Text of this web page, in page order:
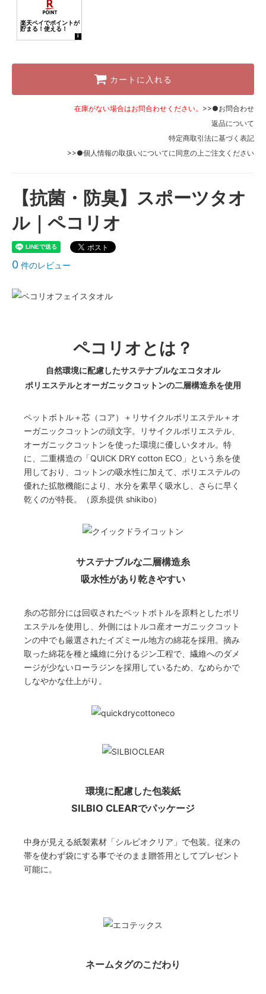
カートに入れる
在庫がない場合はお問合わせください。 >>●お問合わせ
返品について
特定商取引法に基づく表記
>>●個人情報の取扱いについてに同意の上ご注文ください
【抗菌・防臭】スポーツタオ
ル｜ペコリオ
0 件のレビュー
ペコリオとは？
自然環境に配慮したサステナブルなエコタオル
ポリエステルとオーガニックコットンの二層構造糸を使用
ペットボトル＋芯（コア）＋リサイクルポリエステル＋オ
ーガニックコットンの頭文字。リサイクルポリエステル、
オーガニックコットンを使った環境に優しいタオル。特
に、二重構造の「QUICK DRY cotton ECO」という糸を使
用しており、コットンの吸水性に加えて、ポリエステルの
優れた拡散機能により、水分を素早く吸水し、さらに早く
乾くのが特長。（原糸提供 shikibo）
サステナブルな二層構造糸
吸水性があり乾きやすい
糸の芯部分には回収されたペットボトルを原料としたポリ
エステルを使用し、外側にはトルコ産オーガニックコット
ンの中でも厳選されたイズミール地方の綿花を採用。摘み
取った綿花を種と繊維に分けるジン工程で、繊維へのダメ
ージが少ないローラジンを採用しているため、なめらかで
しなやかな仕上がり。
環境に配慮した包装紙
SILBIO CLEARでパッケージ
中身が見える紙製素材「シルビオクリア」で包装。従来の
帯を使わず袋にする事でそのまま贈答用としてプレゼント
可能に。
ネームタグのこだわり